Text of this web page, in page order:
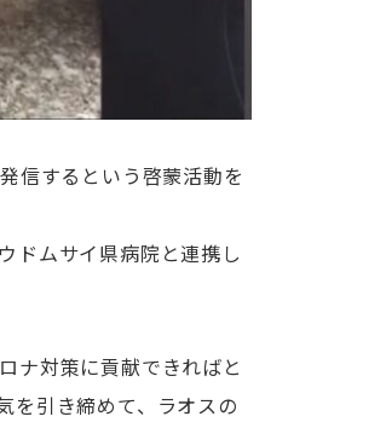
信するという啓蒙活動を
ドムサイ県病院と連携し
ナ対策に貢献できればと
を引き締めて、ラオスの